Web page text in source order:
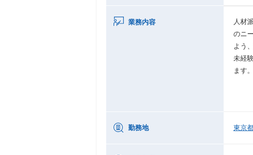
業務内容
人材
のニ
よう
未経
ます。
勤務地 東京